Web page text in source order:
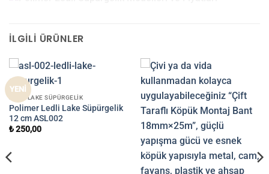
İLGILI ÜRÜNLER
YENİ
LEDLI LAKE SÜPÜRGELIK
Polimer Ledli Lake Süpürgelik
12 cm ASL002
₺250,00